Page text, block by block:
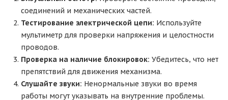
соединений и механических частей.
Тестирование электрической цепи: Используйте
мультиметр для проверки напряжения и целостности
проводов.
Проверка на наличие блокировок: Убедитесь, что нет
препятствий для движения механизма.
Слушайте звуки: Ненормальные звуки во время
работы могут указывать на внутренние проблемы.